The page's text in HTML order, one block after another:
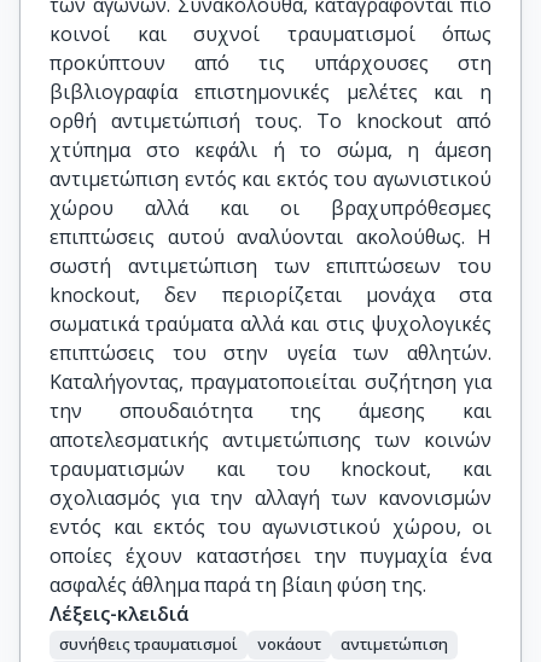
κοινοί και συχνοί τραυματισμοί όπως
προκύπτουν από τις υπάρχουσες στη
βιβλιογραφία επιστημονικές μελέτες και η
ορθή αντιμετώπισή τους. Το knockout από
χτύπημα στο κεφάλι ή το σώμα, η άμεση
αντιμετώπιση εντός και εκτός του αγωνιστικού
χώρου αλλά και οι βραχυπρόθεσμες
επιπτώσεις αυτού αναλύονται ακολούθως. Η
σωστή αντιμετώπιση των επιπτώσεων του
knockout, δεν περιορίζεται μονάχα στα
σωματικά τραύματα αλλά και στις ψυχολογικές
επιπτώσεις του στην υγεία των αθλητών.
Καταλήγοντας, πραγματοποιείται συζήτηση για
την σπουδαιότητα της άμεσης και
αποτελεσματικής αντιμετώπισης των κοινών
τραυματισμών και του knockout, και
σχολιασμός για την αλλαγή των κανονισμών
εντός και εκτός του αγωνιστικού χώρου, οι
οποίες έχουν καταστήσει την πυγμαχία ένα
ασφαλές άθλημα παρά τη βίαιη φύση της.
Λέξεις-κλειδιά
συνήθεις τραυματισμοί νοκάουτ
αντιμετώπιση